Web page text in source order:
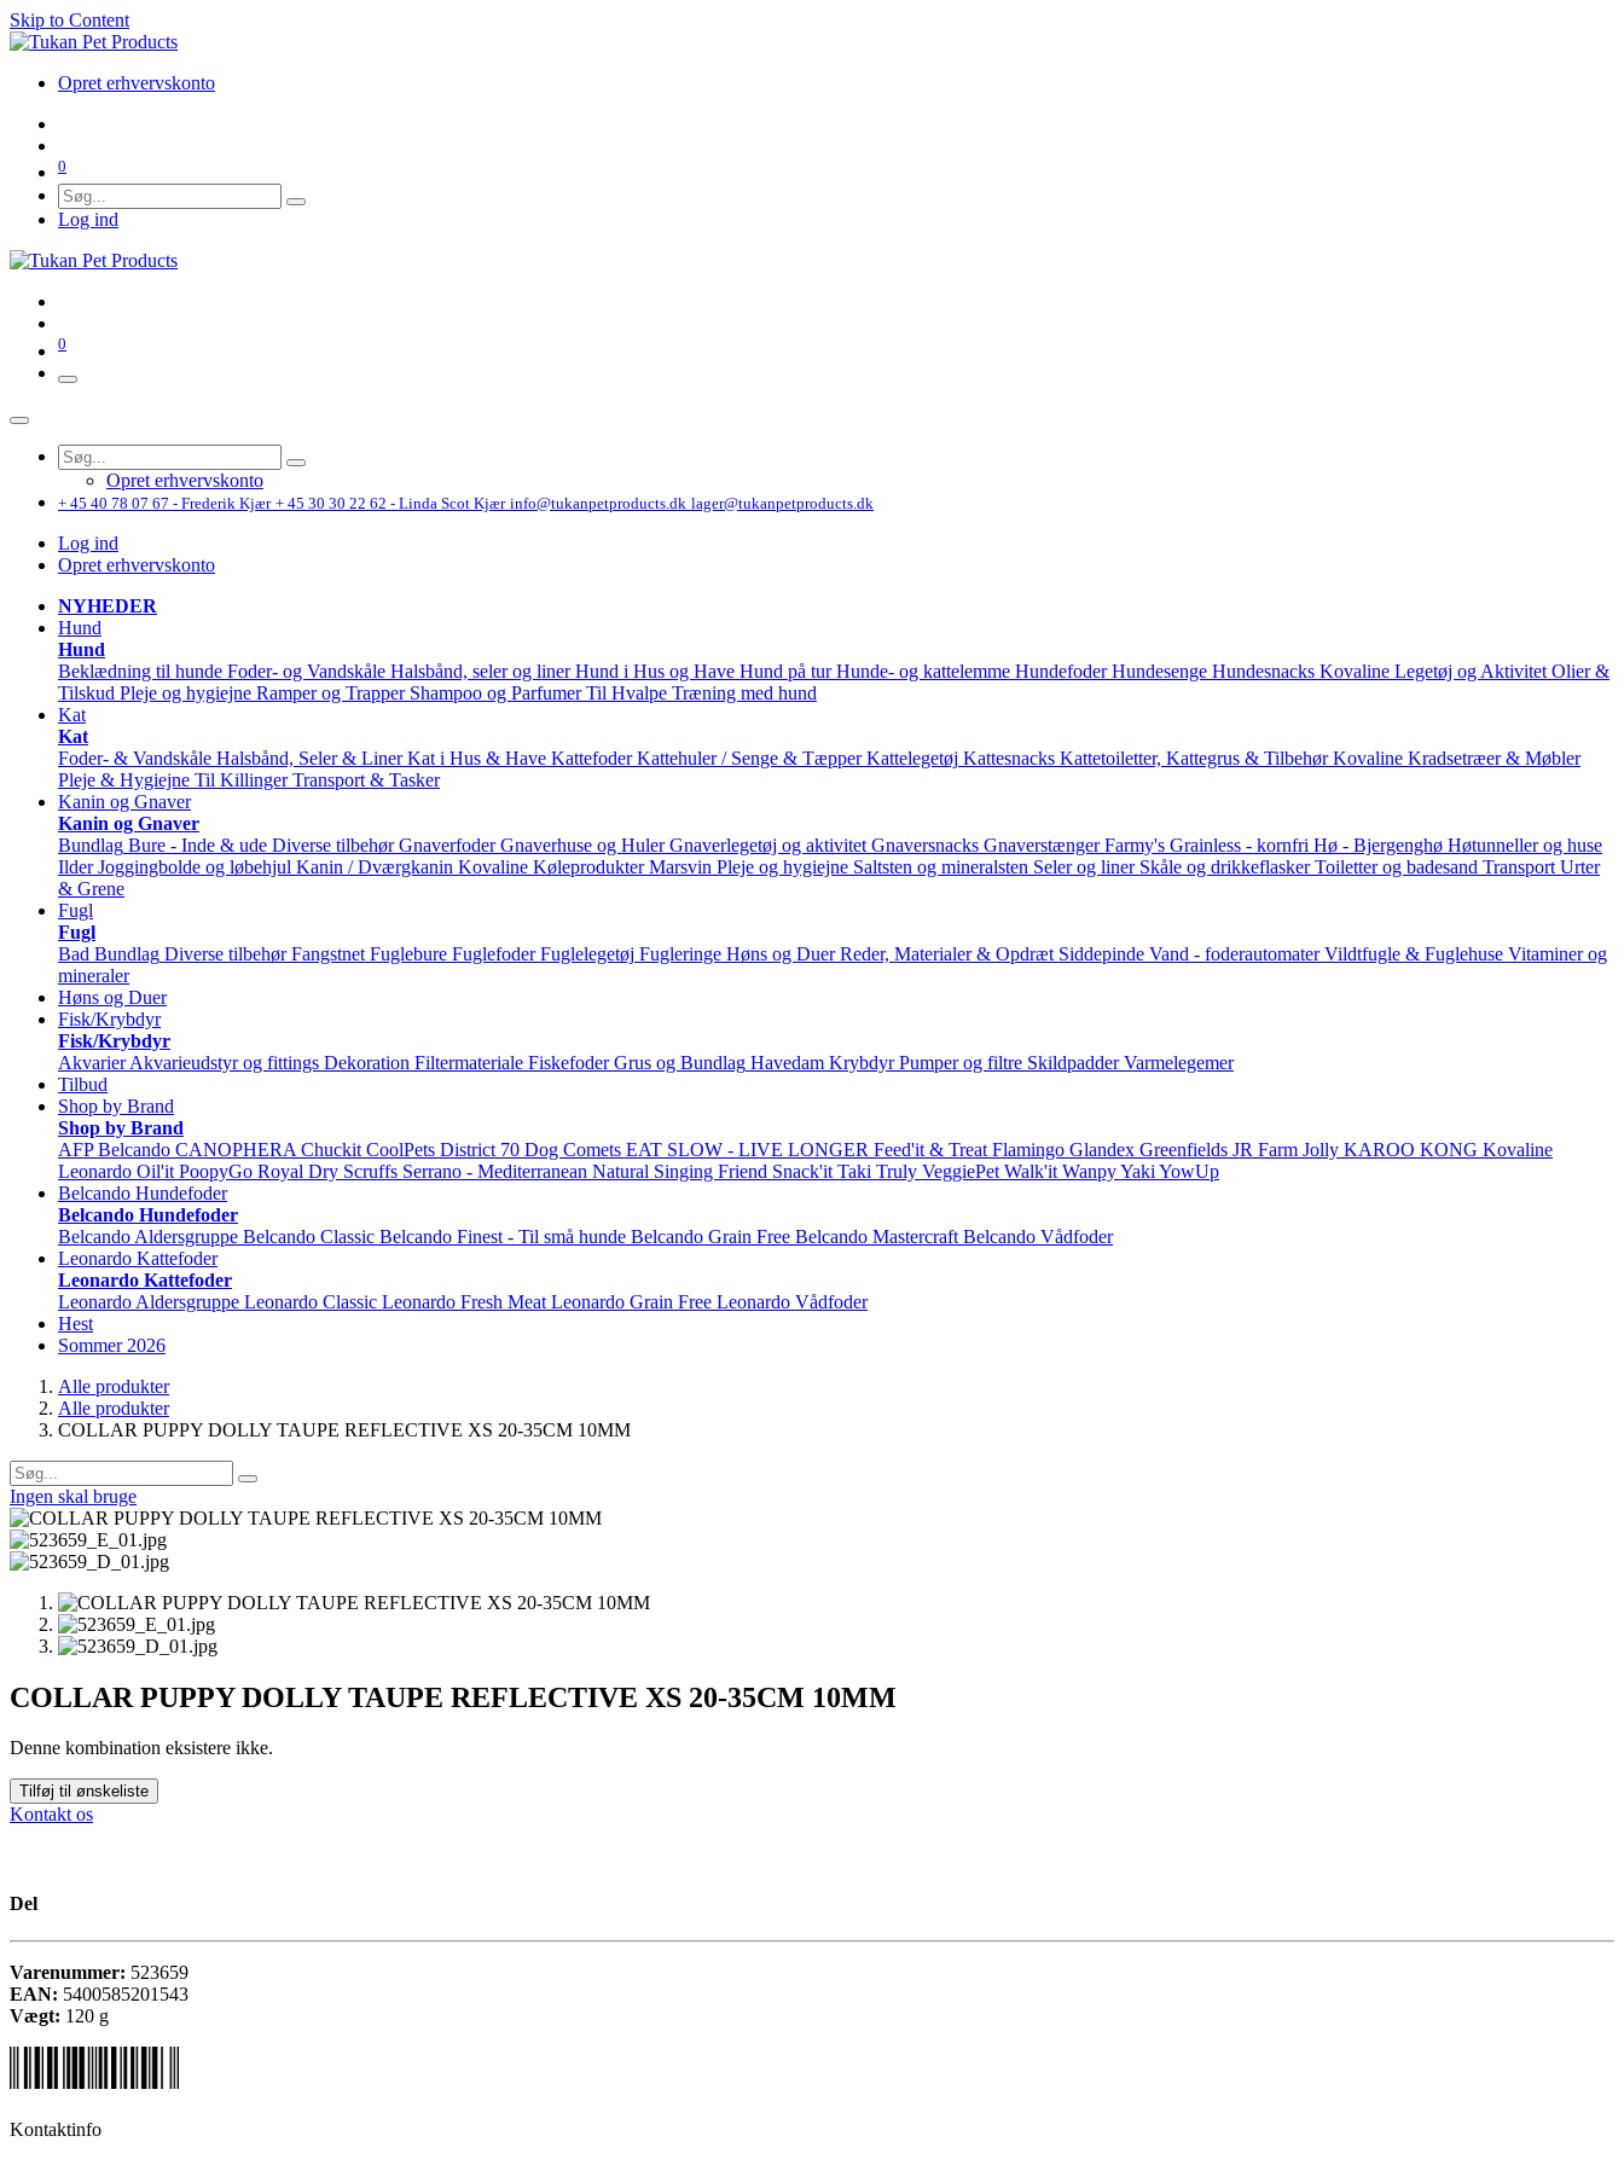
Skip to Content
Opret erhvervskonto
0
Log ind
0
Opret erhvervskonto
+ 45 40 78 07 67 - Frederik Kjær + 45 30 30 22 62 - Linda Scot Kjær info@tukanpetproducts.dk lager@tukanpetproducts.dk
Log ind
Opret erhvervskonto
NYHEDER
Hund
Hund
Beklædning til hunde Foder- og Vandskåle Halsbånd, seler og liner Hund i Hus og Have Hund på tur Hunde- og kattelemme Hundefoder Hundesenge Hundesnacks Kovaline Legetøj og Aktivitet Olier &
Tilskud Pleje og hygiejne Ramper og Trapper Shampoo og Parfumer Til Hvalpe Træning med hund
Kat
Kat
Foder- & Vandskåle Halsbånd, Seler & Liner Kat i Hus & Have Kattefoder Kattehuler / Senge & Tæpper Kattelegetøj Kattesnacks Kattetoiletter, Kattegrus & Tilbehør Kovaline Kradsetræer & Møbler
Pleje & Hygiejne Til Killinger Transport & Tasker
Kanin og Gnaver
Kanin og Gnaver
Bundlag Bure - Inde & ude Diverse tilbehør Gnaverfoder Gnaverhuse og Huler Gnaverlegetøj og aktivitet Gnaversnacks Gnaverstænger Farmy's Grainless - kornfri Hø - Bjergenghø Høtunneller og huse
Ilder Joggingbolde og løbehjul Kanin / Dværgkanin Kovaline Køleprodukter Marsvin Pleje og hygiejne Saltsten og mineralsten Seler og liner Skåle og drikkeflasker Toiletter og badesand Transport Urter
& Grene
Fugl
Fugl
Bad Bundlag Diverse tilbehør Fangstnet Fuglebure Fuglefoder Fuglelegetøj Fugleringe Høns og Duer Reder, Materialer & Opdræt Siddepinde Vand - foderautomater Vildtfugle & Fuglehuse Vitaminer og
mineraler
Høns og Duer
Fisk/Krybdyr
Fisk/Krybdyr
Akvarier Akvarieudstyr og fittings Dekoration Filtermateriale Fiskefoder Grus og Bundlag Havedam Krybdyr Pumper og filtre Skildpadder Varmelegemer
Tilbud
Shop by Brand
Shop by Brand
AFP Belcando CANOPHERA Chuckit CoolPets District 70 Dog Comets EAT SLOW - LIVE LONGER Feed'it & Treat Flamingo Glandex Greenfields JR Farm Jolly KAROO KONG Kovaline
Leonardo Oil'it PoopyGo Royal Dry Scruffs Serrano - Mediterranean Natural Singing Friend Snack'it Taki Truly VeggiePet Walk'it WanpyYaki YowUp
Belcando Hundefoder
Belcando Hundefoder
Belcando Aldersgruppe Belcando Classic Belcando Finest - Til små hunde Belcando Grain Free Belcando Mastercraft Belcando Vådfoder
Leonardo Kattefoder
Leonardo Kattefoder
Leonardo Aldersgruppe Leonardo Classic Leonardo Fresh Meat Leonardo Grain Free Leonardo Vådfoder
Hest
Sommer 2026
Alle produkter
Alle produkter
COLLAR PUPPY DOLLY TAUPE REFLECTIVE XS 20-35CM 10MM
Ingen skal bruge
COLLAR PUPPY DOLLY TAUPE REFLECTIVE XS 20-35CM 10MM
Denne kombination eksistere ikke.
Tilføj til ønskeliste
Kontakt os
Del
Varenummer: 523659
EAN: 5400585201543
Vægt: 120 g
Kontaktinfo